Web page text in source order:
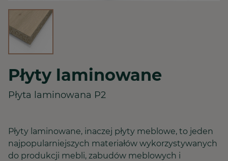
Płyty laminowane
Płyta laminowana P2
Płyty laminowane, inaczej płyty meblowe, to jeden
najpopularniejszych materiałów wykorzystywanych
do produkcji mebli, zabudów meblowych i